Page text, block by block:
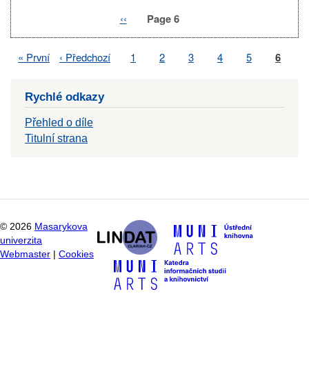
Previous
‹‹ Page 6
First
« První
Previous
‹ Předchozí Page
1 Page
2 Page
3 Page
4 Page
5 Page
6
Rychlé odkazy
Přehled o díle
Titulní strana
© 2026 Masarykova
univerzita
Webmaster
Cookies